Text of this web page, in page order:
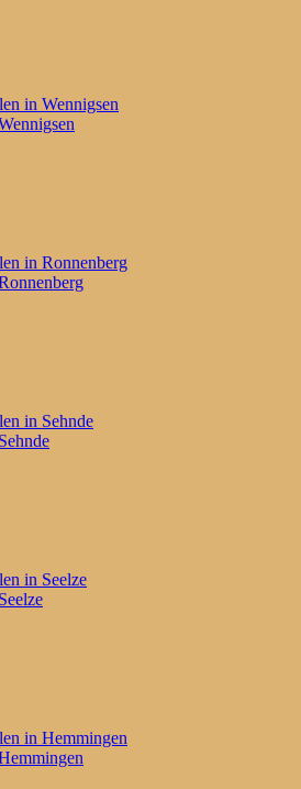
in Wennigsen
in Ronnenberg
in Sehnde
in Seelze
in Hemmingen